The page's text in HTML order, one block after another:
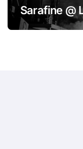
Sarafine @